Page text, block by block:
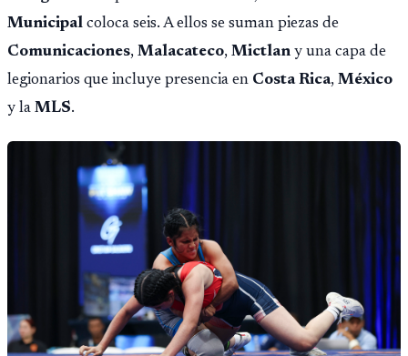
Municipal coloca seis. A ellos se suman piezas de
Comunicaciones, Malacateco, Mictlan y una capa de
legionarios que incluye presencia en Costa Rica, México
y la MLS.